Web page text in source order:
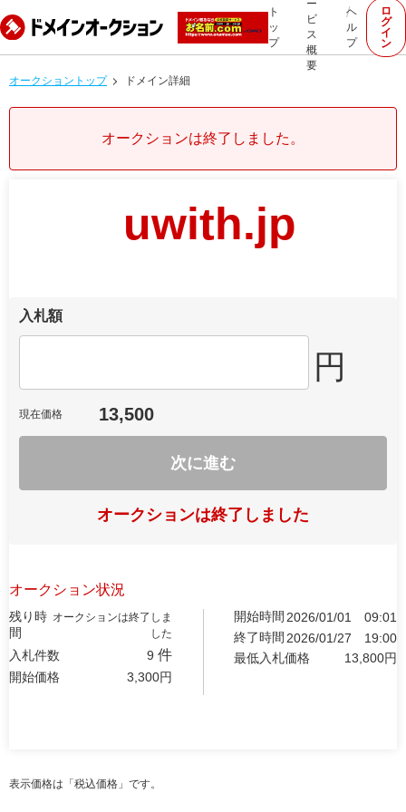
ト
ッ
プ
ー
ビ
ス
概
要
ヘ
ル
プ
ロ
グ
イ
ン
オークショントップ ドメイン詳細
オークションは終了しました。
uwith.jp
入札額
円
現在価格 13,500
次に進む
オークションは終了しました
オークション状況
残り時
間
オークションは終了しま
した
入札件数 9 件
開始価格 3,300円
開始時間 2026/01/01
09:01
終了時間 2026/01/27
19:00
最低入札価格
13,800円
表示価格は「税込価格」です。